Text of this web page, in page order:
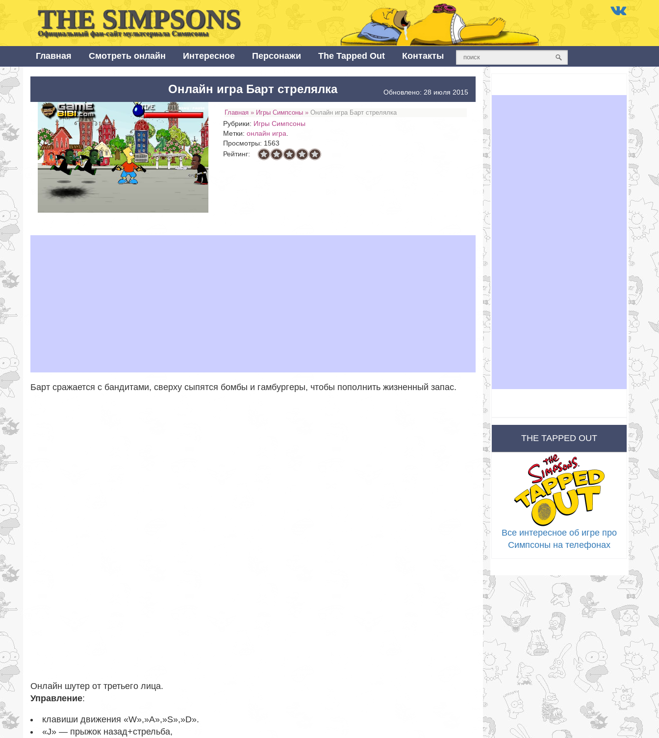
THE SIMPSONS
Официальный фан-сайт мультсериала Симпсоны
Главная Смотреть онлайн Интересное Персонажи The Tapped Out Контакты
Онлайн игра Барт стрелялка Обновлено: 28 июля 2015
Главная » Игры Симпсоны »Онлайн игра Барт стрелялка
Рубрики: Игры Симпсоны
Метки:онлайн игра
Просмотры: 1563
Рейтинг:
Барт сражается с бандитами, сверху сыпятся бомбы и гамбургеры, чтобы пополнить жизненный запас.
Онлайн шутер от третьего лица.
Управление:
клавиши движения «W»,»A»,»S»,»D».
«J» — прыжок назад+стрельба,
THE TAPPED OUT
Все интересное об игре про
Симпсоны на телефонах